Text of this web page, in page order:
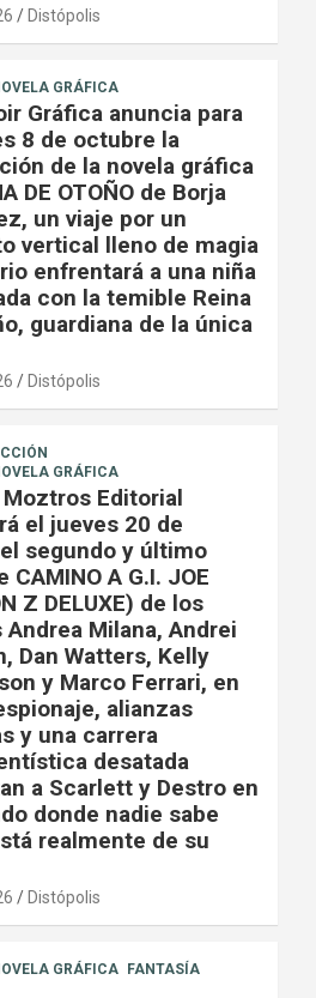
Distópolis
GRÁFICA
Gráfica anuncia para
8 de octubre la
de la novela gráfica
DE OTOÑO de Borja
un viaje por un
vertical lleno de magia
enfrentará a una niña
con la temible Reina
guardiana de la única
Distópolis
GRÁFICA
Editorial
el jueves 20 de
segundo y último
CAMINO A G.I. JOE
Z DELUXE) de los
Andrea Milana, Andrei
Dan Watters, Kelly
y Marco Ferrari, en
alianzas
y una carrera
desatada
a Scarlett y Destro en
donde nadie sabe
realmente de su
Distópolis
GRÁFICA
FANTASÍA